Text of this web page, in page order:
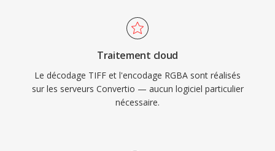
Traitement cloud
Le décodage TIFF et l'encodage RGBA sont réalisés
sur les serveurs Convertio — aucun logiciel particulier
nécessaire.